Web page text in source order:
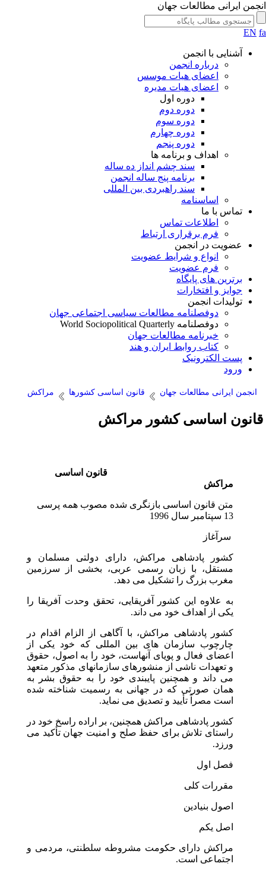
ایرانی مطالعات جهان
EN
آشنایی با انجمن
درباره انجمن
اعضای هیات موسس
اعضای هیات مدیره
دوره اول
دوره دوم
دوره سوم
دوره چهارم
دوره پنجم
اهداف و برنامه ها
سند چشم انداز ده ساله
برنامه پنج ساله انجمن
سند راهبردی بین المللی
اساسنامه
تماس با ما
اطلاعات تماس
فرم برقراری ارتباط
عضویت در انجمن
انواع و شرایط عضویت
فرم عضویت
برترین های پایگاه
جوایز و افتخارات
تولیدات انجمن
دوفصلنامه مطالعات سیاسی اجتماعی جهان
دوفصلنامه World Sociopolitical Quarterly
خبرنامه مطالعات جهان
کتاب روابط ایران و هند
پست الکترونیک
ورود
انجمن ایرانی مطالعات جهان قانون اساسی کشورها مراکش
اساسی کشور مراکش
قانون اساسی
مراکش
متن قانون اساسی بازنگری شده مصوب همه پرسی
13 سپتامبر سال 1996
کشور پادشاهی مراکش، دارای دولتی مسلمان و
مستقل، با زبان رسمی عربی، بخشی از سرزمین
مغرب بزرگ را تشکیل می دهد.
به علاوه این کشور آفریقایی، تحقق وحدت آفریقا را
یکی از اهداف خود می داند.
کشور پادشاهی مراکش، با آگاهی از الزام اقدام در
چارچوب سازمان های بین المللی که خود یکی از
اعضای فعال و پویای آنهاست، خود را به اصول، حقوق
و تعهدات ناشی از منشورهای سازمانهای مذکور متعهد
می داند و همچنین پایبندی خود را به حقوق بشر به
همان صورتی که در جهانی به رسمیت شناخته شده
است مصراً تأیید و تصدیق می نماید.
کشور پادشاهی مراکش همچنین، بر اراده راسخ خود در
راستای تلاش برای حفظ صلح و امنیت جهان تأکید می
ورزد.
فصل اول
مقررات کلی
اصول بنیادین
اصل یکم
مراکش دارای حکومت مشروطه سلطنتی، مردمی و
اجتماعی است.